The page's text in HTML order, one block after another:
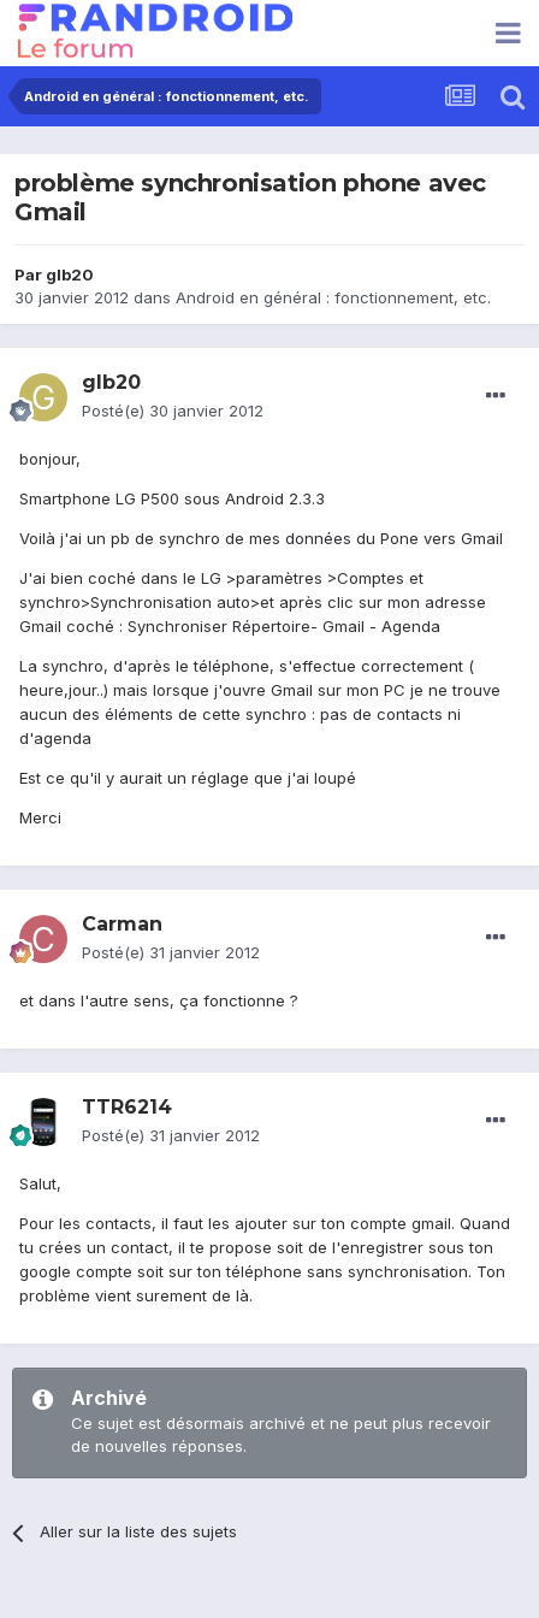
Android en général : fonctionnement, etc.
problème synchronisation phone avec
Gmail
Par glb20
30 janvier 2012 dans Android en général : fonctionnement, etc.
glb20
Posté(e) 30 janvier 2012
bonjour,
Smartphone LG P500 sous Android 2.3.3
Voilà j'ai un pb de synchro de mes données du Pone vers Gmail
J'ai bien coché dans le LG >paramètres >Comptes et
synchro>Synchronisation auto>et après clic sur mon adresse
Gmail coché : Synchroniser Répertoire- Gmail - Agenda
La synchro, d'après le téléphone, s'effectue correctement (
heure,jour..) mais lorsque j'ouvre Gmail sur mon PC je ne trouve
aucun des éléments de cette synchro : pas de contacts ni
d'agenda
Est ce qu'il y aurait un réglage que j'ai loupé
Merci
Carman
Posté(e) 31 janvier 2012
et dans l'autre sens, ça fonctionne ?
TTR6214
Posté(e) 31 janvier 2012
Salut,
Pour les contacts, il faut les ajouter sur ton compte gmail. Quand
tu crées un contact, il te propose soit de l'enregistrer sous ton
google compte soit sur ton téléphone sans synchronisation. Ton
problème vient surement de là.
Archivé
Ce sujet est désormais archivé et ne peut plus recevoir
de nouvelles réponses.
Aller sur la liste des sujets